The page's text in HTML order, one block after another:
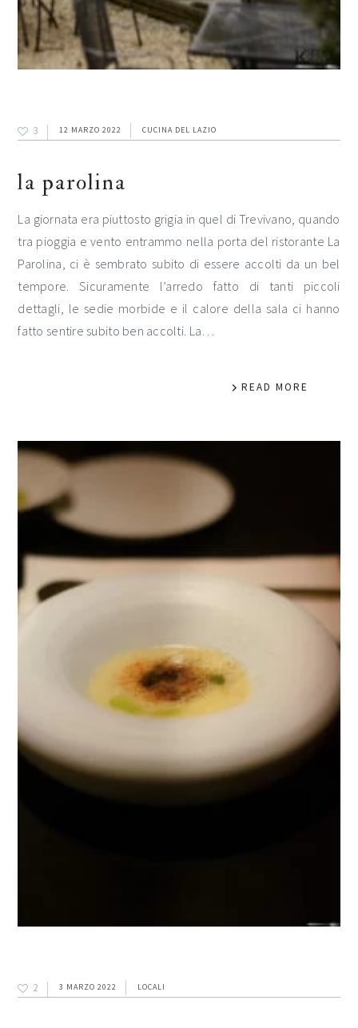
3 12 MARZO 2022 CUCINA DEL LAZIO
la parolina
La giornata era piuttosto grigia in quel di Trevivano, quando
tra pioggia e vento entrammo nella porta del ristorante La
Parolina, ci è sembrato subito di essere accolti da un bel
tempore. Sicuramente l’arredo fatto di tanti piccoli
dettagli, le sedie morbide e il calore della sala ci hanno
fatto sentire subito ben accolti. La…
READ MORE
2 3 MARZO 2022 LOCALI